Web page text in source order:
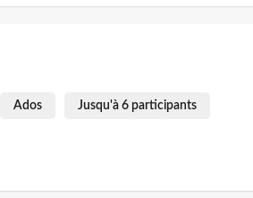
Ados Jusqu'à 6 participants